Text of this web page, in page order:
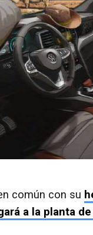
común con su
a la planta